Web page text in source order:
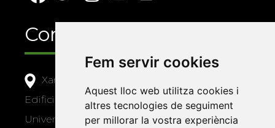
Fem servir cookies
Aquest lloc web utilitza cookies i
altres tecnologies de seguiment
per millorar la vostra experiència
Contacte
Xarxa Vives d'Universitats
Edifici Àgora
Universitat Jaume I, local 10